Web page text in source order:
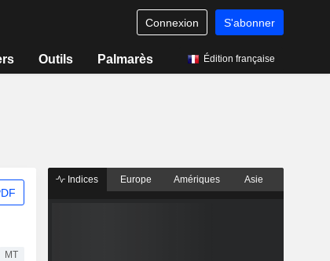
Connexion S'abonner
Outils Palmarès Édition française
MT
Indices Europe Amériques Asie